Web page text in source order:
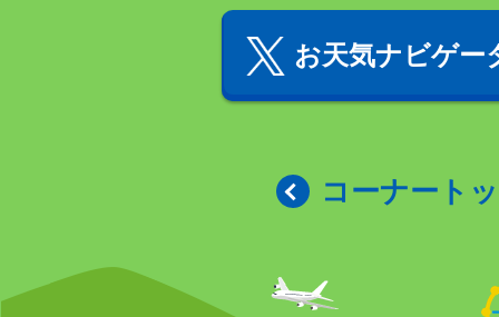
お天気ナビゲー
コーナート